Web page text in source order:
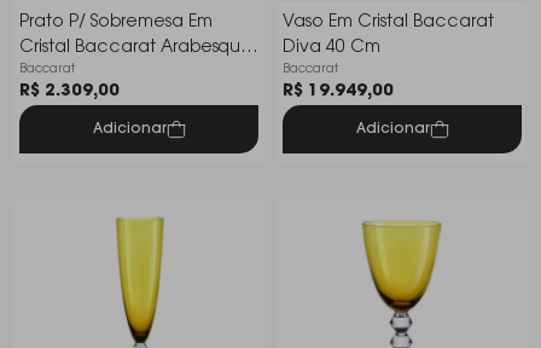
Prato P/ Sobremesa Em
Cristal Baccarat Arabesque
16 Cm
Baccarat
R$ 2.309,00
Adicionar
Vaso Em Cristal Baccarat
Diva 40 Cm
Baccarat
R$ 19.949,00
Adicionar